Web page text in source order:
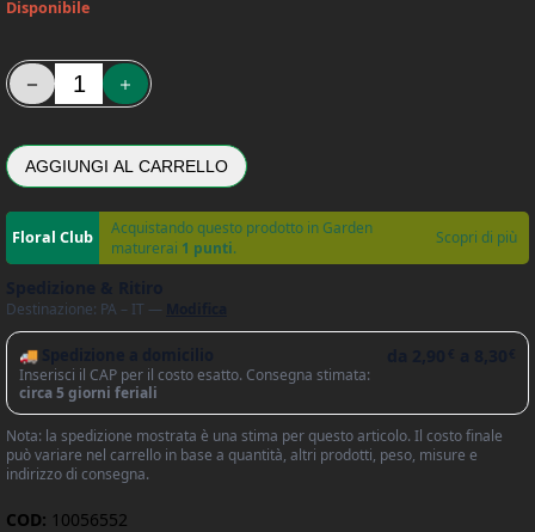
Disponibile
Semi di Misticanza di Lattughe Romane - Franchi sementi
AGGIUNGI AL CARRELLO
Acquistando questo prodotto in Garden
maturerai 1 punti. Scopri di più
Destinazione: PA – IT —
🚚 Spedizione a domicilio
Inserisci il CAP per il costo esatto. Consegna stimata:
circa 5 giorni feriali
Nota: la spedizione mostrata è una stima per questo articolo. Il costo finale
può variare nel carrello in base a quantità, altri prodotti, peso, misure e
indirizzo di consegna.
COD: 10056552